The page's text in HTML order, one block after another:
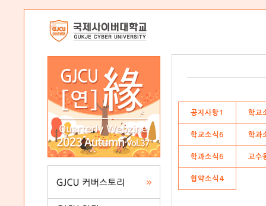
공지사항1 학교
학교소식6 학과
학과소식6 교수
협약소식4